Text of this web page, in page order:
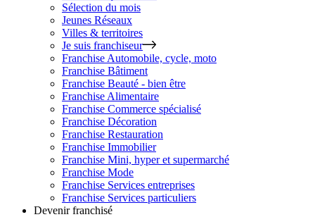
Sélection du mois
Jeunes Réseaux
Villes & territoires
Je suis franchiseur
Franchise Automobile, cycle, moto
Franchise Bâtiment
Franchise Beauté - bien être
Franchise Alimentaire
Franchise Commerce spécialisé
Franchise Décoration
Franchise Restauration
Franchise Immobilier
Franchise Mini, hyper et supermarché
Franchise Mode
Franchise Services entreprises
Franchise Services particuliers
Devenir franchisé